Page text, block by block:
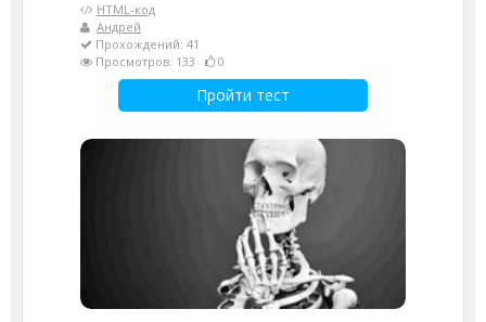
HTML-код
Андрей
Прохождений: 41
Просмотров: 133
0
Пройти тест